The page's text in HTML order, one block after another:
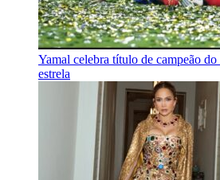
Yamal celebra título de campeão
estrela